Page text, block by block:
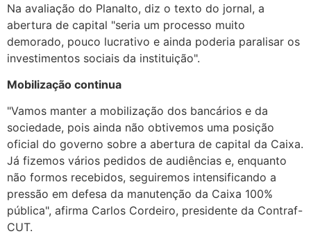
Na avaliação do Planalto, diz o texto do jornal, a
abertura de capital "seria um processo muito
demorado, pouco lucrativo e ainda poderia paralisar os
investimentos sociais da instituição".
Mobilização continua
"Vamos manter a mobilização dos bancários e da
sociedade, pois ainda não obtivemos uma posição
oficial do governo sobre a abertura de capital da Caixa.
Já fizemos vários pedidos de audiências e, enquanto
não formos recebidos, seguiremos intensificando a
pressão em defesa da manutenção da Caixa 100%
pública", afirma Carlos Cordeiro, presidente da Contraf-
CUT.